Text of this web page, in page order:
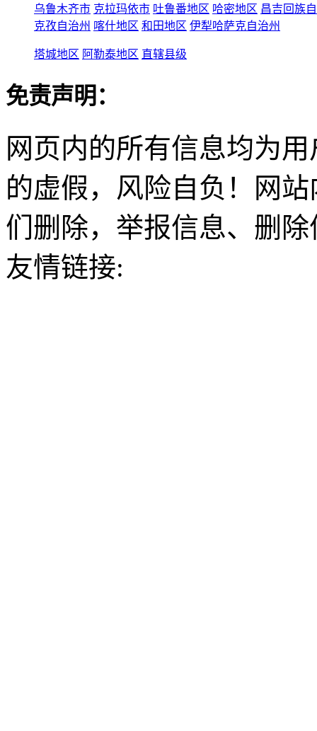
乌鲁木齐市 克拉玛依市 吐鲁番地区 哈密地区 昌吉回族
克孜自治州 喀什地区 和田地区 伊犁哈萨克自治州
塔城地区 阿勒泰地区 直辖县级
免责声明：
网页内的所有信息均为
的虚假，风险自负！网
们删除，举报信息、删
友情链接: